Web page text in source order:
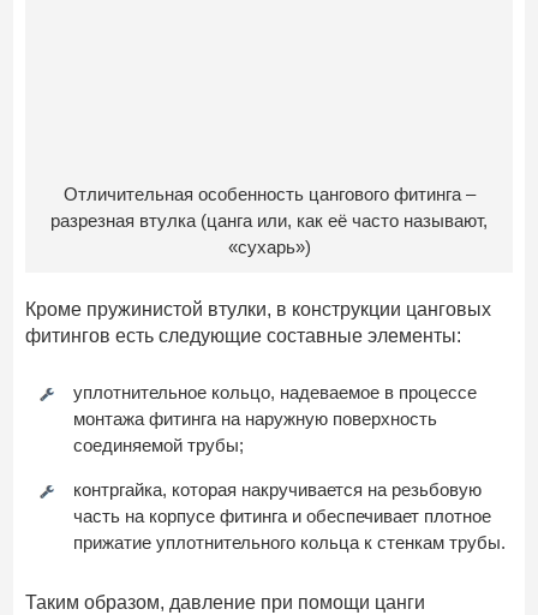
Отличительная особенность цангового фитинга –
разрезная втулка (цанга или, как её часто называют,
«сухарь»)
Кроме пружинистой втулки, в конструкции цанговых
фитингов есть следующие составные элементы:
уплотнительное кольцо, надеваемое в процессе
монтажа фитинга на наружную поверхность
соединяемой трубы;
контргайка, которая накручивается на резьбовую
часть на корпусе фитинга и обеспечивает плотное
прижатие уплотнительного кольца к стенкам трубы.
Таким образом, давление при помощи цанги